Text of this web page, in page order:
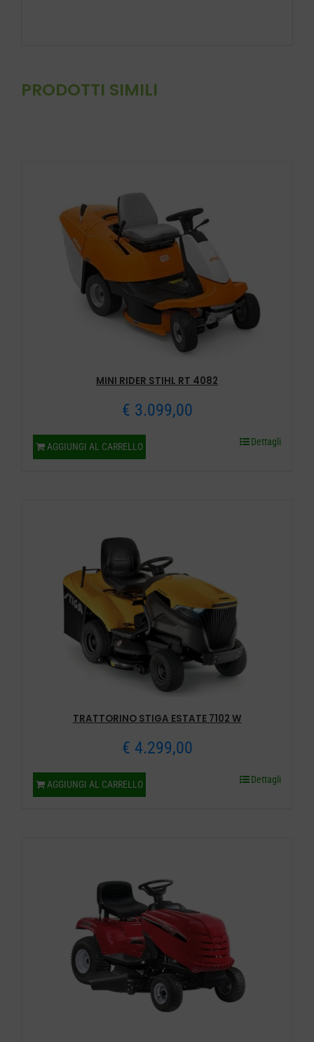
PRODOTTI SIMILI
MINI RIDER STIHL RT 4082
€ 3.099,00
AGGIUNGI AL CARRELLO Dettagli
TRATTORINO STIGA ESTATE 7102 W
€ 4.299,00
AGGIUNGI AL CARRELLO Dettagli